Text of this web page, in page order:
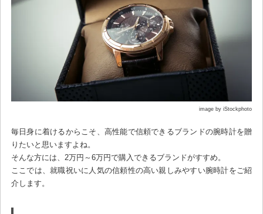
image by iStockphoto
毎日身に着けるからこそ、高性能で信頼できるブランドの腕時計を贈
りたいと思いますよね。
そんな方には、2万円～6万円で購入できるブランドがすすめ。
ここでは、就職祝いに人気の信頼性の高い親しみやすい腕時計をご紹
介します。